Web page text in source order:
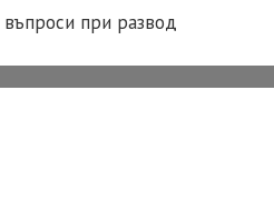
въпроси при развод